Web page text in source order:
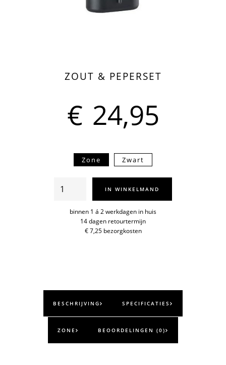
ZOUT & PEPERSET
€ 24,95
Zone Zwart
Zout
peperset
IN WINKELMAND
binnen 1 á 2 werkdagen in huis
14 dagen retourtermijn
€ 7,25 bezorgkosten
BESCHRIJVING SPECIFICATIES
ZONE BEOORDELINGEN (0)